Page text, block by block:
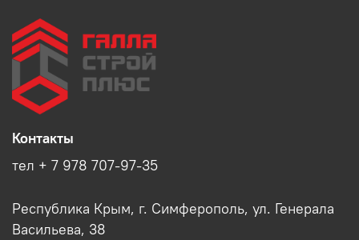
Контакты
тел + 7 978 707-97-35
Республика Крым, г. Симферополь, ул. Генерала
Васильева, 38